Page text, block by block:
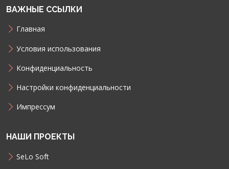
ВАЖНЫЕ ССЫЛКИ
Главная
Условия использования
Конфиденциальность
Настройки конфиденциальности
Импрессум
НАШИ ПРОЕКТЫ
SeLo Soft